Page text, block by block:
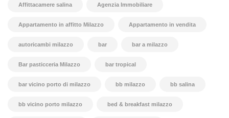
Affittacamere salina Agenzia Immobiliare
Appartamento in affitto Milazzo Appartamento in vendita
autoricambi milazzo bar bar a milazzo
Bar pasticceria Milazzo bar tropical
bar vicino porto di milazzo bb milazzo bb salina
bb vicino porto milazzo bed & breakfast milazzo